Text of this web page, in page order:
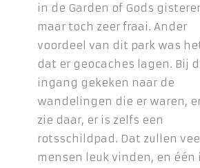
in de Garden of Gods
maar toch zeer fraai. Ander
voordeel van dit park was
dat er geocaches lagen. Bij
ingang gekeken naar de
wandelingen die er waren,
zie daar, er is zelfs een
rotsschildpad. Dat zullen
mensen leuk vinden, en één